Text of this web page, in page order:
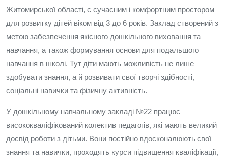
Житомирської області, є сучасним і комфортним простором
для розвитку дітей віком від 3 до 6 років. Заклад створений з
метою забезпечення якісного дошкільного виховання та
навчання, а також формування основи для подальшого
навчання в школі. Тут діти мають можливість не лише
здобувати знання, а й розвивати свої творчі здібності,
соціальні навички та фізичну активність.
У дошкільному навчальному закладі №22 працює
висококваліфікований колектив педагогів, які мають великий
досвід роботи з дітьми. Вони постійно вдосконалюють свої
знання та навички, проходять курси підвищення кваліфікації,